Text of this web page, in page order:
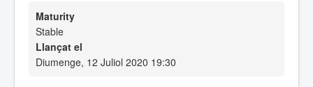
Maturity
Stable
Llançat el
Diumenge, 12 Juliol 2020 19:30